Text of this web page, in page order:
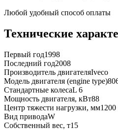
Любой удобный способ оплаты
Технические
Первый год1998
Последний год2008
Производитель двигателяIveco
Модель двигателя (engine type)
Стандартные колесаL 6
Мощность двигателя, кВт88
Центр тяжести нагрузки, мм1200
Вид приводаW
Собственный вес, т15